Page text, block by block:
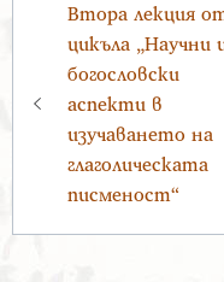
Втора лекция
цикъла „Научни
богословски
аспекти в
изучаването на
глаголическата
писменост“